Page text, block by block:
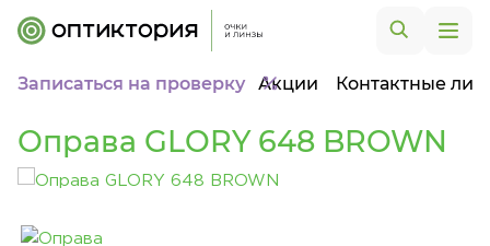
Записаться на проверку Акции Контактные
Оправа GLORY 648 BROWN